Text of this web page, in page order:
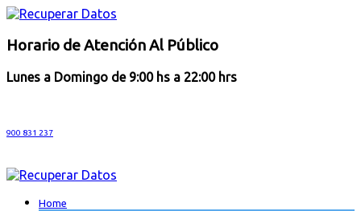
Horario de Atención Al Público
Lunes a Domingo de 9:00 hs a 22:00 hrs
900 831 237
Home